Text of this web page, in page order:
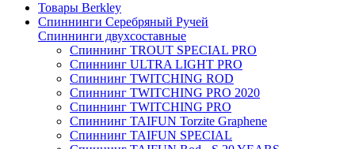
Товары Berkley
Спиннинги Серебряный Ручей
Спиннинги двухсоставные
Спиннинг TROUT SPECIAL PRO
Спиннинг ULTRA LIGHT PRO
Спиннинг TWITCHING ROD
Спиннинг TWITCHING PRO 2020
Спиннинг TWITCHING PRO
Спиннинг TAIFUN Torzite Graphene
Спиннинг TAIFUN SPECIAL